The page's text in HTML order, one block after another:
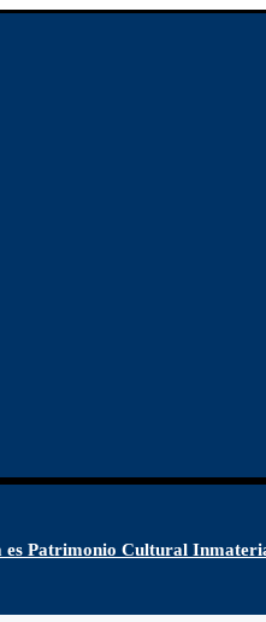
Patrimonio Cultural